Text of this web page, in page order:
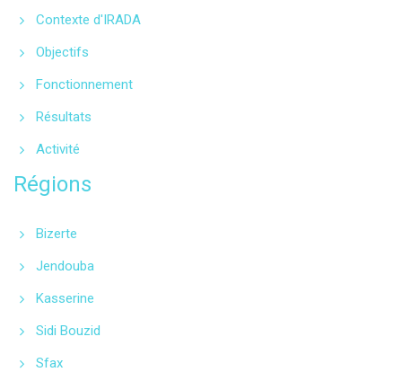
Contexte d'IRADA
Objectifs
Fonctionnement
Résultats
Activité
Régions
Bizerte
Jendouba
Kasserine
Sidi Bouzid
Sfax